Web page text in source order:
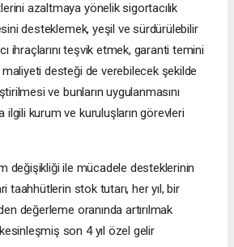
azaltmaya yönelik sigortacılık
desteklemek, yeşil ve sürdürülebilir
ihraçlarını teşvik etmek, garanti temini
desteği de verebilecek şekilde
ve bunların uygulanmasını
ilgili kurum ve kuruluşların görevleri
değişikliği ile mücadele desteklerinin
taahhütlerin stok tutarı, her yıl, bir
değerleme oranında artırılmak
son 4 yıl özel gelir